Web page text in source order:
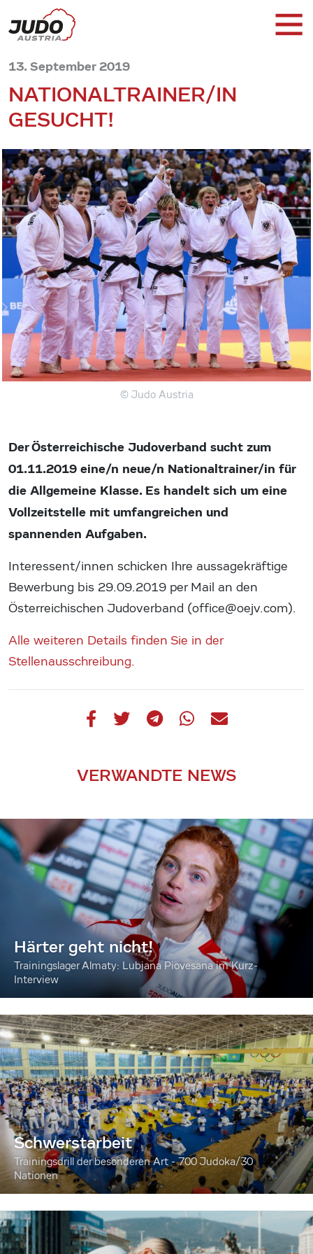
13. September 2019
NATIONALTRAINER/IN
GESUCHT!
© Judo Austria
Der Österreichische Judoverband sucht zum
01.11.2019 eine/n neue/n Nationaltrainer/in für
die Allgemeine Klasse. Es handelt sich um eine
Vollzeitstelle mit umfangreichen und
spannenden Aufgaben.
Interessent/innen schicken Ihre aussagekräftige
Bewerbung bis 29.09.2019 per Mail an den
Österreichischen Judoverband (office@oejv.com).
Alle weiteren Details finden Sie in der
Stellenausschreibung.
VERWANDTE NEWS
Härter geht nicht!
Trainingslager Almaty: Lubjana Piovesana im Kurz-
Interview
Schwerstarbeit
Trainingsdrill der besonderen Art - 700 Judoka/30
Nationen